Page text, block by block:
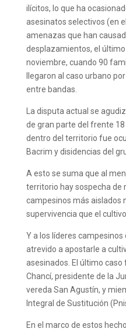
ilícitos, lo que ha
asesinatos selectivos (en
amenazas que han
desplazamientos, el
noviembre, cuando 90
llegaron al caso urbano
entre bandas.
La disputa actual se
de gran parte del frente 18
dentro del territorio fue
Bacrim y disidencias del
A esto se suma que al
territorio hay sospecha de
campesinos más aislados
supervivencia que el
Y a los líderes campesinos
atrevido a apostarle a
asesinados. El último
Chancí, presidente de la
vereda San Agustín, y
Integral de Sustitución
En el marco de estos